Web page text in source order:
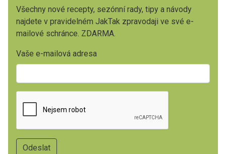
Všechny nové recepty, sezónní rady, tipy a návody
najdete v pravidelném JakTak zpravodaji ve své e-
mailové schránce. ZDARMA.
Vaše e-mailová adresa